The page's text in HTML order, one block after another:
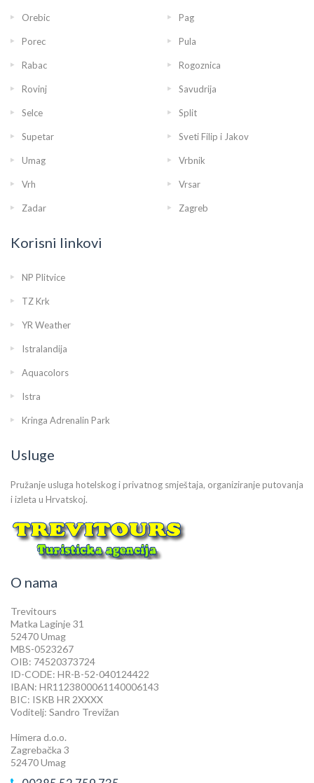
Orebic Pag
Porec Pula
Rabac Rogoznica
Rovinj Savudrija
Selce Split
Supetar Sveti Filip i Jakov
Umag Vrbnik
Vrh Vrsar
Zadar Zagreb
Korisni linkovi
NP Plitvice
TZ Krk
YR Weather
Istralandija
Aquacolors
Istra
Kringa Adrenalin Park
Usluge
Pružanje usluga hotelskog i privatnog smještaja, organiziranje putovanja
i izleta u Hrvatskoj.
O nama
Trevitours
Matka Laginje 31
52470 Umag
MBS-0523267
OIB: 74520373724
ID-CODE: HR-B-52-040124422
IBAN: HR1123800061140006143
BIC: ISKB HR 2XXXX
Voditelj: Sandro Trevižan
Himera d.o.o.
Zagrebačka 3
52470 Umag